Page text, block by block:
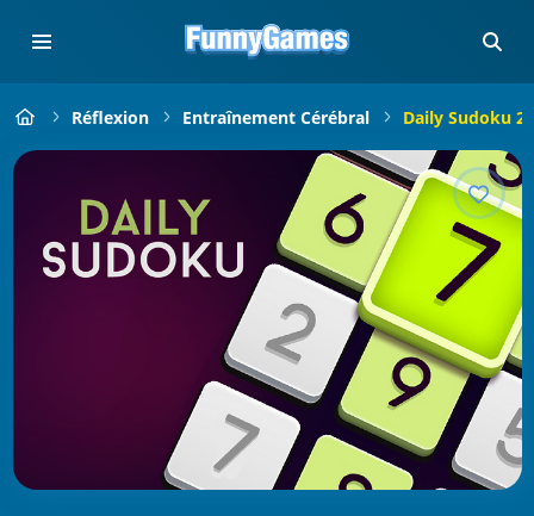
Réflexion Entraînement Cérébral Daily Sudoku 2